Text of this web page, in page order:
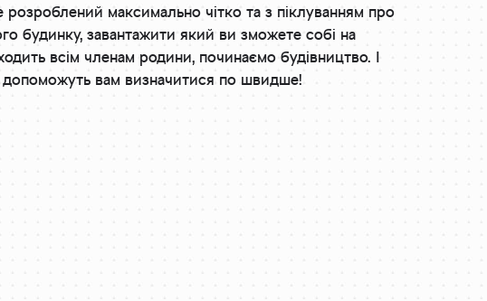
максимально чітко та з піклуванням про
будинку, завантажити який ви зможете собі на
всім членам родини, починаємо будівництво. І
допоможуть вам визначитися по швидше!